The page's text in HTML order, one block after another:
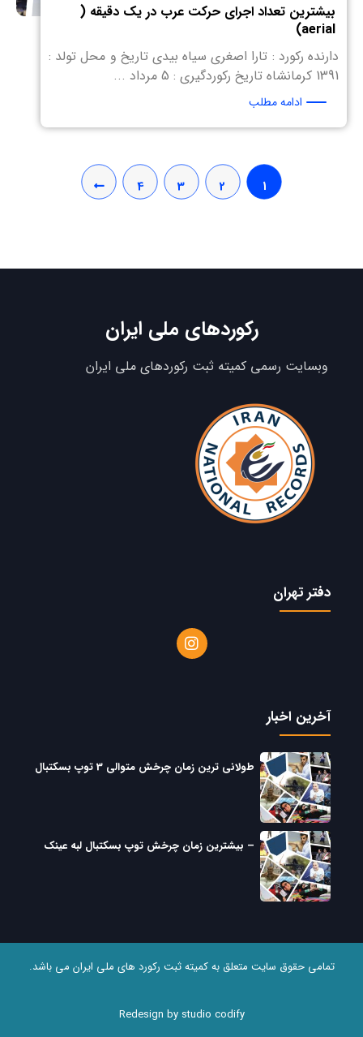
بیشترین تعداد اجرای حرکت عرب در یک دقیقه (
aerial)
دارنده رکورد : تارا اصغری سیاه بیدی تاریخ و محل تولد :
1391 کرمانشاه تاریخ رکوردگیری : 5 مرداد ...
ادامه مطلب
1
2
3
4
رکوردهای ملی ایران
وبسایت رسمی کمیته ثبت رکوردهای ملی ایران
دفتر تهران
آخرین اخبار
طولانی ترین زمان چرخش متوالی 3 توپ بسکتبال
– بیشترین زمان چرخش توپ بسکتبال لبه عینک
تمامی حقوق سایت متعلق به کمیته ثبت رکورد های ملی ایران می باشد.
Redesign by studio codify